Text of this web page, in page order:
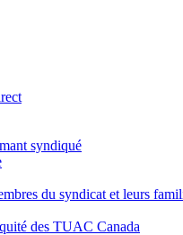
syndiqué
du syndicat et leurs
des TUAC Canada